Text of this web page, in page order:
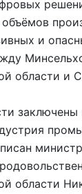
и
области и
заключены
области